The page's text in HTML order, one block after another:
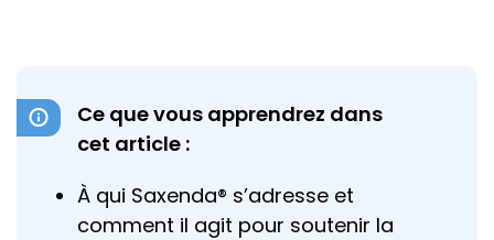
Ce que vous apprendrez dans
cet article :
À qui Saxenda® s’adresse et
comment il agit pour soutenir la